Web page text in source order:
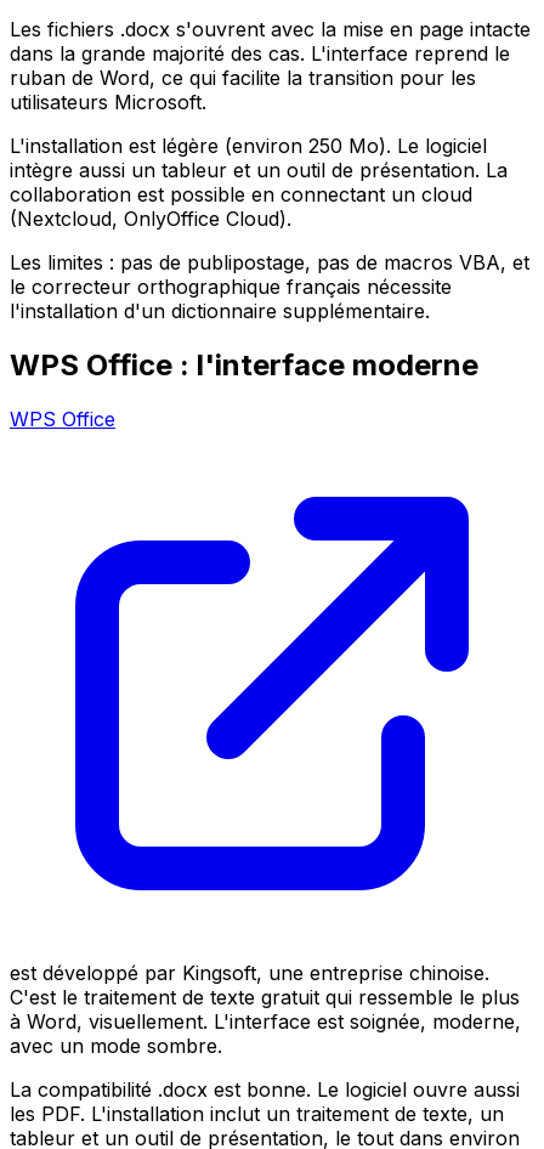
Les fichiers .docx s'ouvrent avec la mise en page intacte
dans la grande majorité des cas. L'interface reprend le
ruban de Word, ce qui facilite la transition pour les
utilisateurs Microsoft.
L'installation est légère (environ 250 Mo). Le logiciel
intègre aussi un tableur et un outil de présentation. La
collaboration est possible en connectant un cloud
(Nextcloud, OnlyOffice Cloud).
Les limites : pas de publipostage, pas de macros VBA, et
le correcteur orthographique français nécessite
l'installation d'un dictionnaire supplémentaire.
WPS Office : l'interface moderne
WPS Office
est développé par Kingsoft, une entreprise chinoise.
C'est le traitement de texte gratuit qui ressemble le plus
à Word, visuellement. L'interface est soignée, moderne,
avec un mode sombre.
La compatibilité .docx est bonne. Le logiciel ouvre aussi
les PDF. L'installation inclut un traitement de texte, un
tableur et un outil de présentation, le tout dans environ